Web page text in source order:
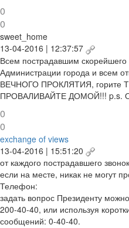
0
0
sweet_home
13-04-2016 | 12:37:57
Всем пострадавшим
Администрации города и всем
ВЕЧНОГО ПРОКЛЯТИЯ, горите
ПРОВАЛИВАЙТЕ ДОМОЙ!!! p.s.
0
0
exchange of views
13-04-2016 | 15:51:20
от каждого пострадавшего
если на месте, никак не могут
Телефон:
задать вопрос Президенту
200-40-40, или используя
сообщений: 0-40-40.